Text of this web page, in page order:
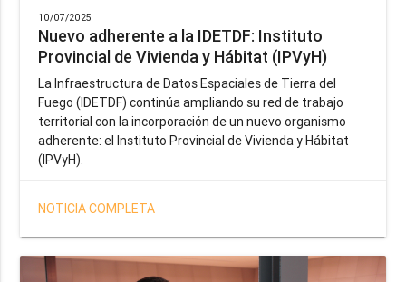
10/07/2025
Nuevo adherente a la IDETDF: Instituto
Provincial de Vivienda y Hábitat (IPVyH)
La Infraestructura de Datos Espaciales de Tierra del
Fuego (IDETDF) continúa ampliando su red de trabajo
territorial con la incorporación de un nuevo organismo
adherente: el Instituto Provincial de Vivienda y Hábitat
(IPVyH).
NOTICIA COMPLETA